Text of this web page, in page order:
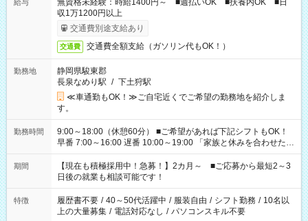
給与
無資格未経験：時給1400円～ ■週払いOK ■扶養内OK ■日
収1万1200円以上
交通費別途支給あり
交通費 交通費全額支給（ガソリン代もOK！）
勤務地
静岡県駿東郡
長泉なめり駅 / 下土狩駅
≪車通勤もOK！≫ご自宅近くでご希望の勤務地を紹介しま
す。
勤務時間
9:00～18:00（休憩60分） ■ご希望があれば下記シフトもOK！
早番 7:00～16:00 遅番 10:00～19:00 「家族と休みを合わせた
い」 「余裕を持って夕飯の準備がしたい」 「できれば残業はし
たくない」 など、ご希望を教えてくださいね。 ※Wワーク希望
の方へ 今ご覧のお仕事で希望する勤務時間と、もう1つのお仕事
の勤務時間。 合計で週40時間を超える場合は応募できません。
期間
【現在も積極採用中！急募！】2カ月～ ■ご応募から最短2～3
日後の就業も相談可能です！
特徴 履歴書不要 / 40～50代活躍中 / 服装自由 / シフト勤務 / 10名以
上の大量募集 / 電話対応なし / パソコンスキル不要